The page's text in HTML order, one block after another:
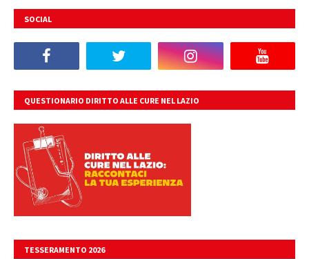
SOCIAL
QUESTIONARIO DIRITTO ALLE CURE NEL LAZIO
TESSERAMENTO 2026